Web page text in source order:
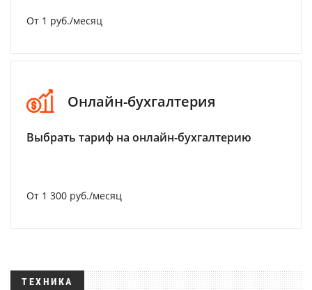
От 1 руб./месяц
Онлайн-бухгалтерия
Выбрать тариф на онлайн-бухгалтерию
От 1 300 руб./месяц
ТЕХНИКА